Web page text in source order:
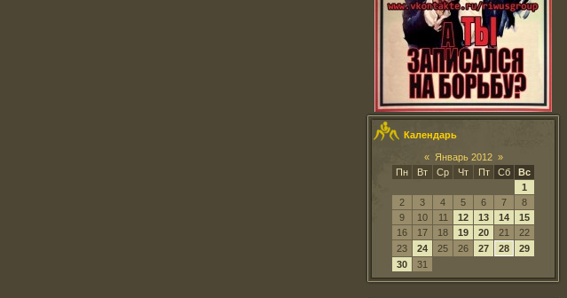
Календарь
« Январь 2012 »
Пн
Вт Ср Чт Пт Сб
Вс
1
2
3 4 5 6 7
8
9
10 11 12 13 14
15
16
17 18 19 20 21
22
23
24 25 26 27 28
29
30
31